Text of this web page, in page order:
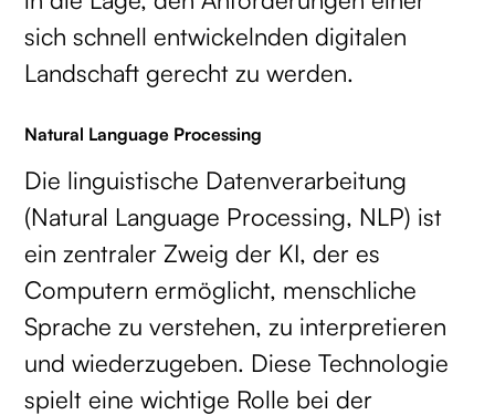
sich schnell entwickelnden digitalen
Landschaft gerecht zu werden.
Natural Language Processing
Die linguistische Datenverarbeitung
(Natural Language Processing, NLP) ist
ein zentraler Zweig der KI, der es
Computern ermöglicht, menschliche
Sprache zu verstehen, zu interpretieren
und wiederzugeben. Diese Technologie
spielt eine wichtige Rolle bei der